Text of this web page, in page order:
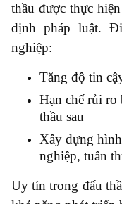
thầu được thực
định pháp luật.
nghiệp:
Tăng độ tin
Hạn chế rủi ro
thầu sau
Xây dựng
nghiệp, tuân
Uy tín trong đấu